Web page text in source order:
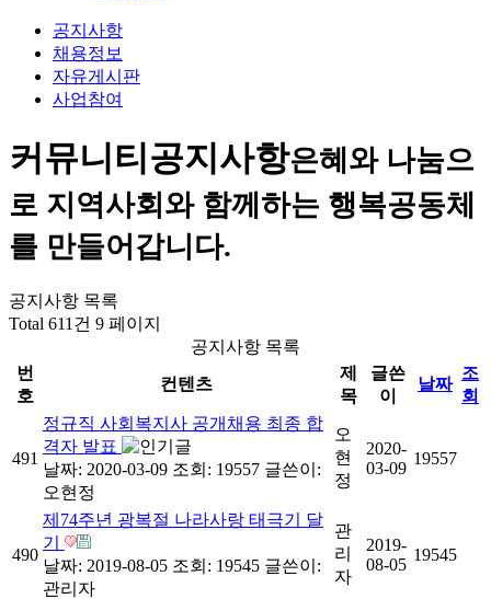
공지사항
채용정보
자유게시판
사업참여
커뮤니티공지사항은혜와 나눔으
로 지역사회와 함께하는 행복공동체
를 만들어갑니다.
공지사항 목록
Total 611건 9 페이지
공지사항 목록
번
호
컨텐츠
제
목
글쓴
이
날짜
조
회
491
정규직 사회복지사 공개채용 최종 합
격자 발표
날짜: 2020-03-09 조회: 19557 글쓴이:
오현정
오
현
정
2020-
03-09
19557
490
제74주년 광복절 나라사랑 태극기 달
기
날짜: 2019-08-05 조회: 19545 글쓴이:
관리자
관
리
자
2019-
08-05
19545